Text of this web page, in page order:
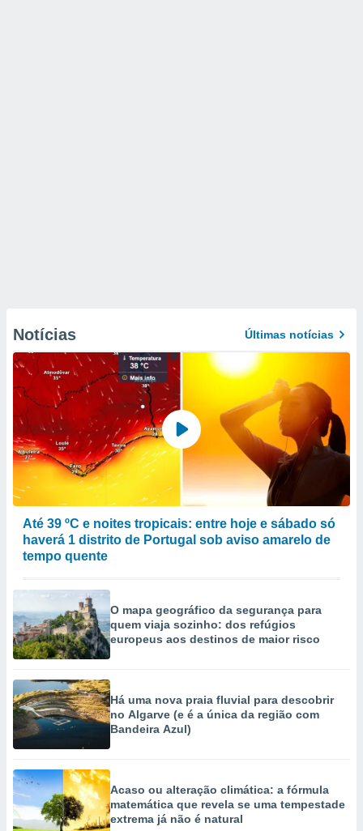
Notícias Últimas notícias
Até 39 ºC e noites tropicais: entre hoje e sábado só
haverá 1 distrito de Portugal sob aviso amarelo de
tempo quente
O mapa geográfico da segurança para
quem viaja sozinho: dos refúgios
europeus aos destinos de maior risco
Há uma nova praia fluvial para descobrir
no Algarve (e é a única da região com
Bandeira Azul)
Acaso ou alteração climática: a fórmula
matemática que revela se uma tempestade
extrema já não é natural